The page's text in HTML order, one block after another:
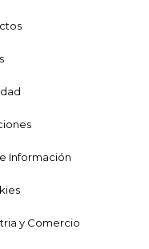
Información
y Comercio